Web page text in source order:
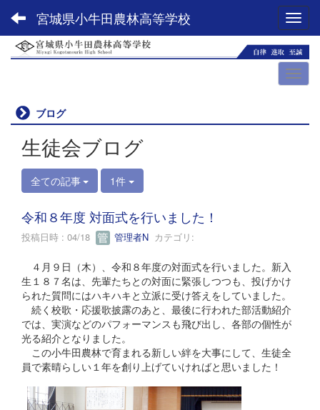
宮城県小牛田農林高等学校
ブログ
生徒会ブログ
全ての記事 1件
令和８年度 対面式を行いました！
投稿日時 : 04/18 管理者N カテゴリ:
４月９日（木）、令和８年度の対面式を行いました。新入
生１８７名は、先輩たちとの対面に緊張しつつも、投げかけ
られた質問にはハキハキと立派に受け答えをしていました。
続く校歌・応援歌披露のあと、最後に行われた部活動紹介
では、実演などのパフォーマンスも飛び出し、各部の個性が
光る紹介となりました。
この小牛田農林で育まれる新しい絆を大事にして、生徒全
員で素晴らしい１年を創り上げていければと思いました！